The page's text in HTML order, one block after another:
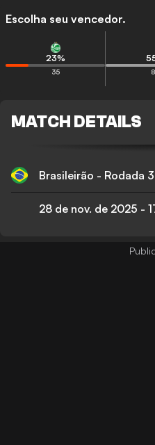
Escolha seu vencedor.
23%
35
MATCH DETAILS
Brasileirão - Rodada
28 de nov. de 2025 -